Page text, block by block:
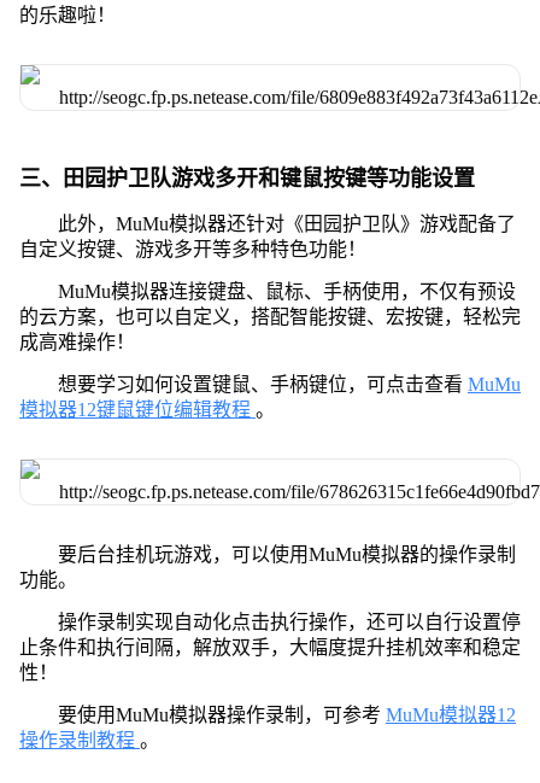
的乐趣啦！
三、田园护卫队游戏多开和键鼠按键等功能设置
此外，MuMu模拟器还针对《田园护卫队》游戏配备了
自定义按键、游戏多开等多种特色功能！
MuMu模拟器连接键盘、鼠标、手柄使用，不仅有预设
的云方案，也可以自定义，搭配智能按键、宏按键，轻松完
成高难操作！
想要学习如何设置键鼠、手柄键位，可点击查看 MuMu
模拟器12键鼠键位编辑教程 。
要后台挂机玩游戏，可以使用MuMu模拟器的操作录制
功能。
操作录制实现自动化点击执行操作，还可以自行设置停
止条件和执行间隔，解放双手，大幅度提升挂机效率和稳定
性！
要使用MuMu模拟器操作录制，可参考 MuMu模拟器12
操作录制教程 。